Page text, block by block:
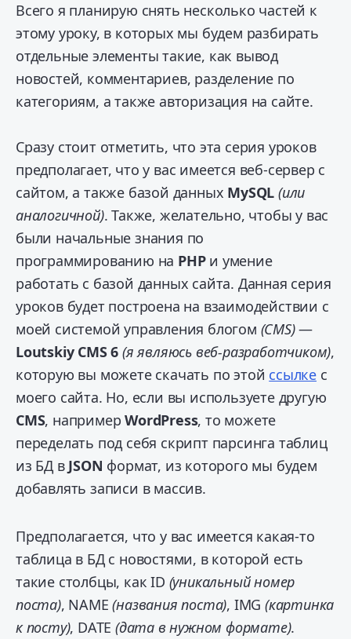
Всего я планирую снять несколько частей к
этому уроку, в которых мы будем разбирать
отдельные элементы такие, как вывод
новостей, комментариев, разделение по
категориям, а также авторизация на сайте.
Сразу стоит отметить, что эта серия уроков
предполагает, что у вас имеется веб-сервер с
сайтом, а также базой данных MySQL (или
аналогичной). Также, желательно, чтобы у вас
были начальные знания по
программированию на PHPи умение
работать с базой данных сайта. Данная серия
уроков будет построена на взаимодействии с
моей системой управления блогом (CMS)—
Loutskiy CMS 6 (я являюсь веб-разработчиком),
которую вы можете скачать по этой ссылке с
моего сайта. Но, если вы используете другую
CMS, напримерWordPress, то можете
переделать под себя скрипт парсинга таблиц
из БД в JSON формат, из которого мы будем
добавлять записи в массив.
Предполагается, что у вас имеется какая-то
таблица в БД с новостями, в которой есть
такие столбцы, как ID (уникальный номер
поста), NAME(названия поста), IMG(картинка
к посту), DATE(дата в нужном формате).